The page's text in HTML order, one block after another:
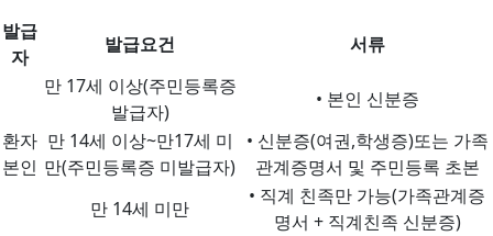
발급
자
발급요건 서류
환자
본인
만 17세 이상(주민등록증
발급자)
• 본인 신분증
만 14세 이상~만17세 미
만(주민등록증 미발급자)
• 신분증(여권,학생증)또는 가족
관계증명서 및 주민등록 초본
만 14세 미만
• 직계 친족만 가능(가족관계증
명서 + 직계친족 신분증)